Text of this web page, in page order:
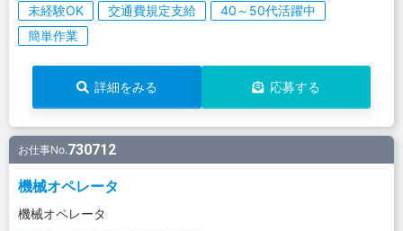
未経験OK 交通費規定支給
40～50代活躍中
簡単作業
詳細をみる 応募する
お仕事No.730712
機械オペレータ
機械オペレータ